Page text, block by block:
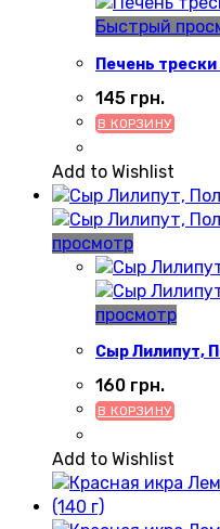
Быстрый
Печень трески
145 грн.
В КОРЗИНУ
Add to Wishlist
просмотр
просмотр
Сыр Лилипут,
160 грн.
В КОРЗИНУ
Add to Wishlist